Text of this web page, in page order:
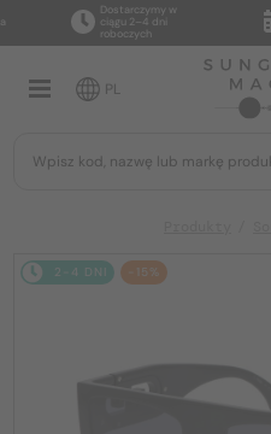
Dostarczymy w
ciągu 2–4 dni
roboczych
PL
2-4 DNI -15%